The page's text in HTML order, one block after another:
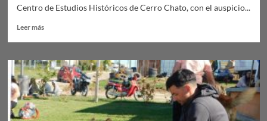
Centro de Estudios Históricos de Cerro Chato, con el auspicio...
Leer másLeer
Se
presentó
libro
sobre
Prudencia
Ayala